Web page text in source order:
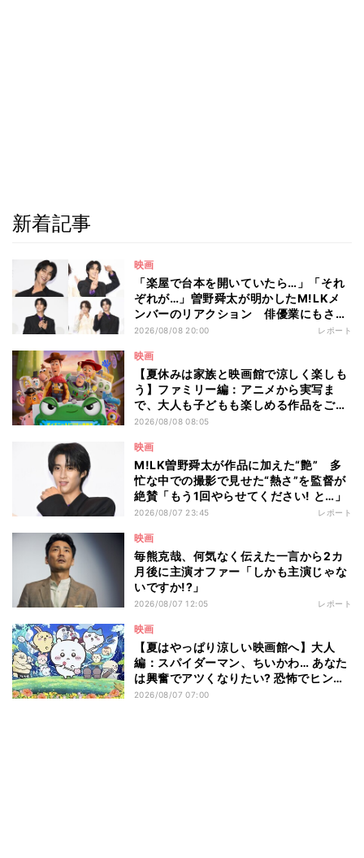
新着記事
映画
「楽屋で台本を開いていたら…」「それ
ぞれが…」曽野舜太が明かしたM!LKメ
ンバーのリアクション 俳優業にもさら
なる意欲
2026/08/08 20:00 レポート
映画
【夏休みは家族と映画館で涼しく楽しも
う】ファミリー編：アニメから実写ま
で、大人も子どもも楽しめる作品をご紹
介 - 編集部が注目する最新映画5選
2026/08/08 08:05
映画
M!LK曽野舜太が作品に加えた“艶” 多
忙な中での撮影で見せた“熱さ”を監督が
絶賛「もう1回やらせてください! と…」
2026/08/07 23:45 レポート
映画
毎熊克哉、何気なく伝えた一言から2カ
月後に主演オファー「しかも主演じゃな
いですか!?」
2026/08/07 12:05 レポート
映画
【夏はやっぱり涼しい映画館へ】大人
編：スパイダーマン、ちいかわ… あなた
は興奮でアツくなりたい? 恐怖でヒンヤ
リしたい? - 編集部が注目する最新映画5
2026/08/07 07:00